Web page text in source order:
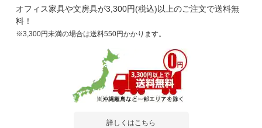
オフィス家具や文房具が3,300円(税込)以上のご注文で送料無
料！
※3,300円未満の場合は送料550円かかります。
詳しくはこちら